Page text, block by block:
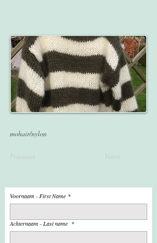
mohair/nylon
Previous Next
Voornaam - First Name *
Achternaam - Last name *